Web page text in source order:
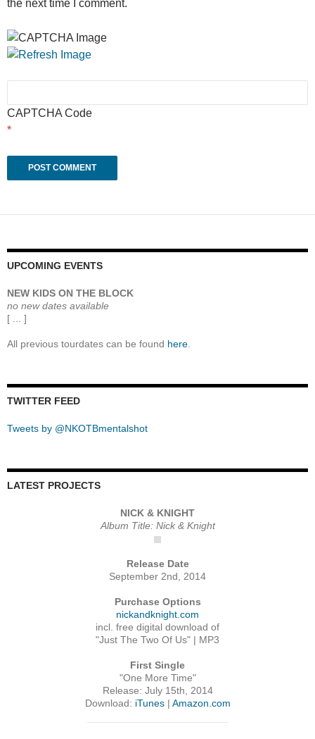
the next time I comment.
CAPTCHA Code
*
UPCOMING EVENTS
NEW KIDS ON THE BLOCK
no new dates available
[ ... ]
All previous tourdates can be found here.
TWITTER FEED
Tweets by @NKOTBmentalshot
LATEST PROJECTS
NICK & KNIGHT
Album Title: Nick & Knight
Release Date
September 2nd, 2014
Purchase Options
nickandknight.com
incl. free digital download of
"Just The Two Of Us" | MP3
First Single
"One More Time"
Release: July 15th, 2014
Download: iTunes| Amazon.com